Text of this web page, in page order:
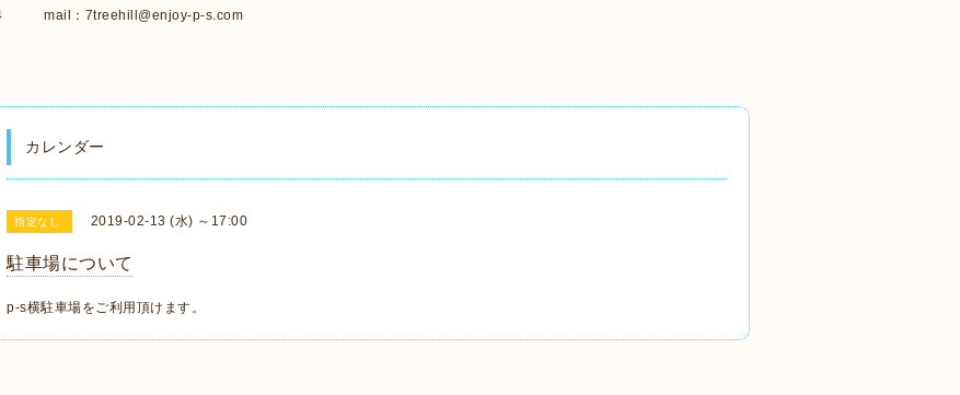
mail：7treehill@enjoy-p-s.com
カレンダー
指定なし 2019-02-13 (水) ～17:00
駐車場について
p-s横駐車場をご利用頂けます。